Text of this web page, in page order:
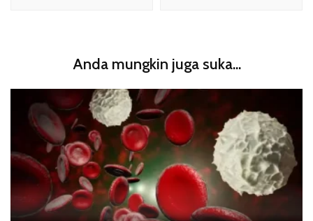
Anda mungkin juga suka...